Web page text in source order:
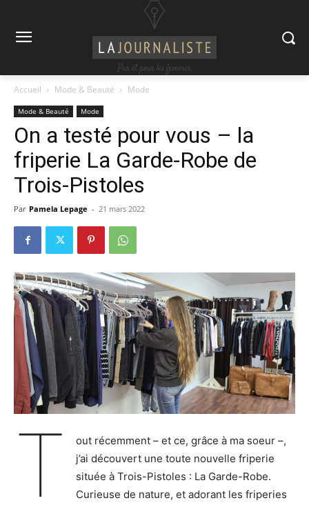
Accueil Mode & Beauté Mode
Mode & Beauté Mode
On a testé pour vous – la
friperie La Garde-Robe de
Trois-Pistoles
Par Pamela Lepage - 21 mars 2022
T
out récemment – et ce, grâce à ma soeur –,
j’ai découvert une toute nouvelle friperie
située à Trois-Pistoles : La Garde-Robe.
Curieuse de nature, et adorant les friperies